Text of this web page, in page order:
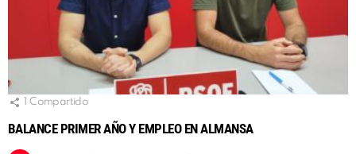
Compartido
BALANCE PRIMER AÑO Y EMPLEO EN ALMANSA